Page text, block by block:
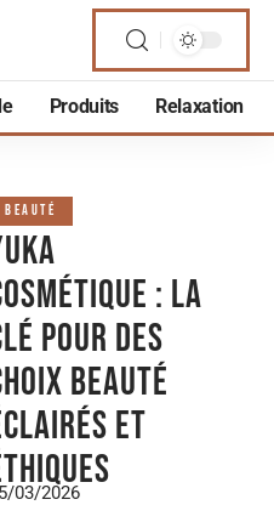
Produits Relaxation
BEAUTÉ
: La
pour des
beauté
et
03/2026